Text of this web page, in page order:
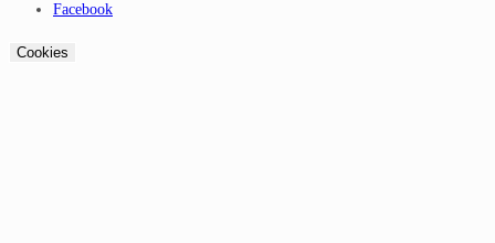
Facebook
Cookies